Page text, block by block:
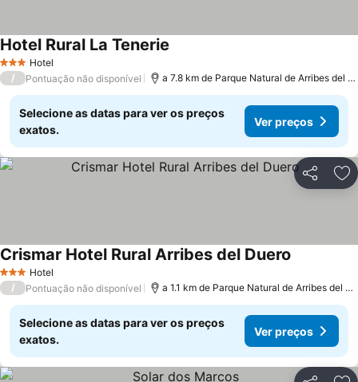
3 EstrelasHotel
Hotel Rural La Tenerie
/ Pontuação não disponível a 7.8 km de Parque Natural de Arribes del Duero
Selecione as datas para ver os preços
exatos.
Ver preços
Partilhar
3 EstrelasHotel
Crismar Hotel Rural Arribes del Duero
/ Pontuação não disponível a 1.1 km de Parque Natural de Arribes del Duero
Selecione as datas para ver os preços
exatos.
Ver preços